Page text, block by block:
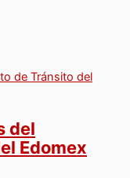
de Tránsito del
del
Edomex